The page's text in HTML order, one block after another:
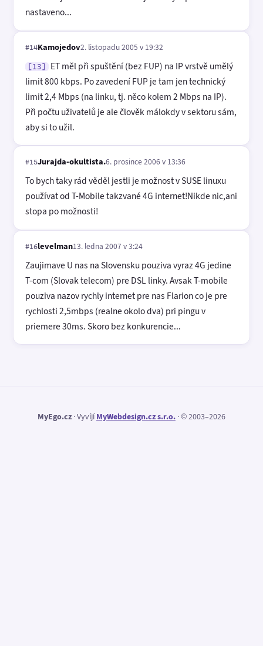
nastaveno...
#14Kamojedov2. listopadu 2005 v 19:32
[13]
ET měl při spuštění (bez FUP) na IP vrstvě umělý
limit 800 kbps. Po zavedení FUP je tam jen technický
limit 2,4 Mbps (na linku, tj. něco kolem 2 Mbps na IP).
Při počtu uživatelů je ale člověk málokdy v sektoru sám,
aby si to užil.
#15Jurajda-okultista.6. prosince 2006 v 13:36
To bych taky rád věděl jestli je možnost v SUSE linuxu
používat od T-Mobile takzvané 4G internet!Nikde nic,ani
stopa po možnosti!
#16levelman13. ledna 2007 v 3:24
Zaujimave U nas na Slovensku pouziva vyraz 4G jedine
T-com (Slovak telecom) pre DSL linky. Avsak T-mobile
pouziva nazov rychly internet pre nas Flarion co je pre
rychlosti 2,5mbps (realne okolo dva) pri pingu v
priemere 30ms. Skoro bez konkurencie...
MyEgo.cz · VyvíjíMyWebdesign.cz s.r.o. · © 2003–2026